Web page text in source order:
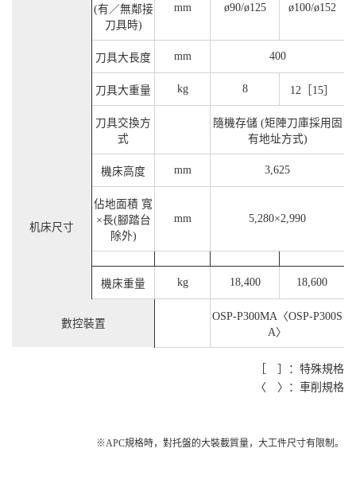
(有／無鄰接
刀具時)
mm ø90/ø125 ø100/ø152
刀具大長度 mm 400
刀具大重量 kg 8 12［15］
刀具交換方
式
隨機存儲 (矩陣刀庫採用固
有地址方式)
机床尺寸
機床高度 mm 3,625
佔地面積 寬
×長(腳踏台
除外)
mm 5,280×2,990
機床重量 kg 18,400 18,600
數控裝置
OSP-P300MA〈OSP-P300S
A〉
［ ］：特殊規格
〈 〉：車削規格
※APC規格時，對托盤的大裝載質量，大工件尺寸有限制。